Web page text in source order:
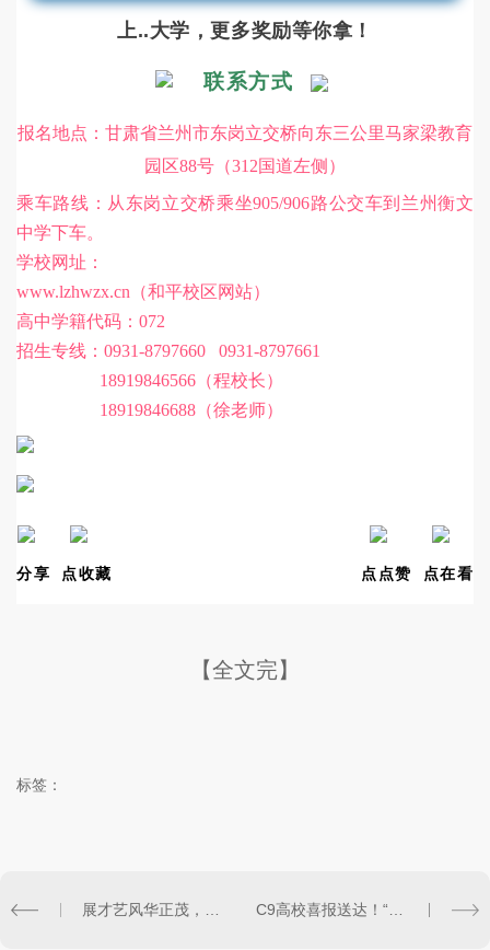
上..大学，更多奖励等你拿！
联系方式
报名地点：甘肃省兰州市东岗立交桥向东三公里马家梁教育
园区88号（312国道左侧）
乘车路线：从东岗立交桥乘坐905/906路公交车到兰州衡文
中学下车。
学校网址：
www.lzhwzx.cn（和平校区网站）
高中学籍代码：072
招生专线：0931-8797660 0931-8797661
18919846566（程校长）
18919846688（徐老师）
分享 点收藏 点点赞 点在看
【全文完】
标签：